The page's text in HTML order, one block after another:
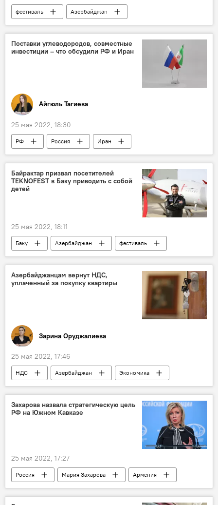
фестиваль
Азербайджан
ТЕХНОЛОГИИ
Стартап
марафон
Поставки углеводородов, совместные
инвестиции – что обсудили РФ и Иран
Айгюль Тагиева
25 мая 2022, 18:30
РФ Россия
Иран
Александр Новак
договоренности
Экономика
Байрактар призвал посетителей
TEKNOFEST в Баку приводить с собой
детей
25 мая 2022, 18:11
Баку Азербайджан фестиваль
Азербайджанцам вернут НДС,
уплаченный за покупку квартиры
Зарина Оруджалиева
25 мая 2022, 17:46
НДС Азербайджан
Экономика
покупка жилья
Возвращение
налог
Захарова назвала стратегическую цель
РФ на Южном Кавказе
25 мая 2022, 17:27
Россия Мария Захарова
Армения
Азербайджан